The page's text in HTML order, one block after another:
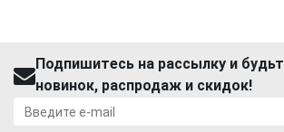
Подпишитесь на рассылку и
новинок, распродаж и скидок!